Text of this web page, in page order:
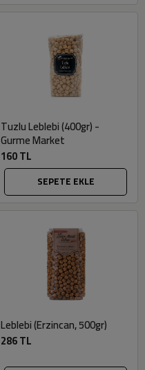
Tuzlu Leblebi (400gr) -
Gurme Market
160 TL
SEPETE EKLE
Leblebi (Erzincan, 500gr)
286 TL